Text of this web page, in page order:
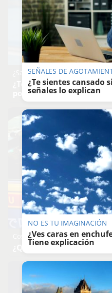
¿Sabes qué baja tu ánimo?
¿Te notas más irritable
por este hábito
Costumbres que no creerás
¿Qué pensarías si esto
SEÑALES DE
¿Te sientes cansado
señales lo explican
NO ES TU IMAGINACIÓN
¿Ves caras en
Tiene explicación